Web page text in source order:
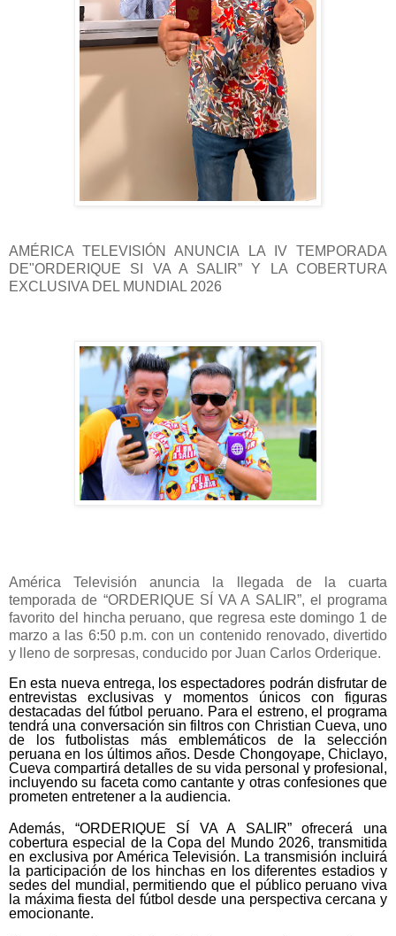
AMÉRICA TELEVISIÓN ANUNCIA LA IV TEMPORADA
DE"ORDERIQUE SI VA A SALIR” Y LA COBERTURA
EXCLUSIVA DEL MUNDIAL 2026
América Televisión anuncia la llegada de la cuarta
temporada de “ORDERIQUE SÍ VA A SALIR”, el programa
favorito del hincha peruano, que regresa este domingo 1 de
marzo a las 6:50 p.m. con un contenido renovado, divertido
y lleno de sorpresas, conducido por Juan Carlos Orderique.
En esta nueva entrega, los espectadores podrán disfrutar de
entrevistas exclusivas y momentos únicos con figuras
destacadas del fútbol peruano. Para el estreno, el programa
tendrá una conversación sin filtros con Christian Cueva, uno
de los futbolistas más emblemáticos de la selección
peruana en los últimos años. Desde Chongoyape, Chiclayo,
Cueva compartirá detalles de su vida personal y profesional,
incluyendo su faceta como cantante y otras confesiones que
prometen entretener a la audiencia.
Además, “ORDERIQUE SÍ VA A SALIR” ofrecerá una
cobertura especial de la Copa del Mundo 2026, transmitida
en exclusiva por América Televisión. La transmisión incluirá
la participación de los hinchas en los diferentes estadios y
sedes del mundial, permitiendo que el público peruano viva
la máxima fiesta del fútbol desde una perspectiva cercana y
emocionante.